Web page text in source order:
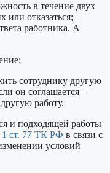
в течение двух
или отказаться;
работника. А
сотруднику другую
он соглашается –
работу.
и подходящей работы
1 ст. 77 ТК РФ в связи с
условий